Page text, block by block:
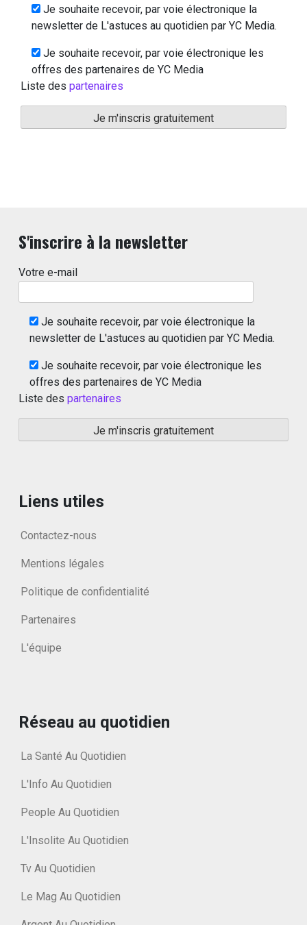
Je souhaite recevoir, par voie électronique la
newsletter de L'astuces au quotidien par YC Media.
Je souhaite recevoir, par voie électronique les
offres des partenaires de YC Media
Liste des partenaires
S'inscrire à la newsletter
Votre e-mail
Je souhaite recevoir, par voie électronique la
newsletter de L'astuces au quotidien par YC Media.
Je souhaite recevoir, par voie électronique les
offres des partenaires de YC Media
Liste des partenaires
Liens utiles
Contactez-nous
Mentions légales
Politique de confidentialité
Partenaires
L'équipe
Réseau au quotidien
La Santé Au Quotidien
L'Info Au Quotidien
People Au Quotidien
L'Insolite Au Quotidien
Tv Au Quotidien
Le Mag Au Quotidien